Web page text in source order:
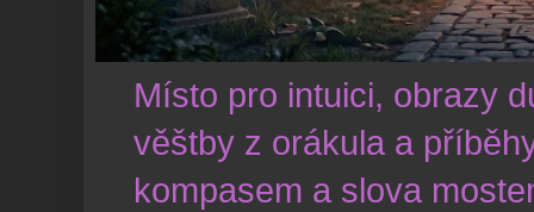
Místo pro intuici, obrazy
věštby z orákula a
kompasem a slova